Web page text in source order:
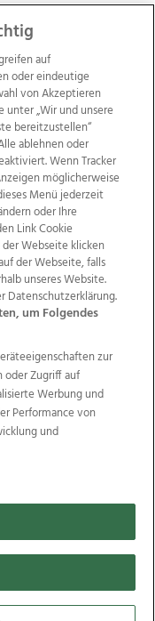
Kontakt
Jobs
Anzeigekunden
Politische Werbung
Wimmer
Ischler Woche
OÖN Immobilien
Galerien
wirtrauern.at
& Co KG
auf
oder eindeutige
von Akzeptieren
unter „Wir und unsere
bereitzustellen“
ablehnen oder
Wenn Tracker
möglicherweise
Menü jederzeit
oder Ihre
Link Cookie
Webseite klicken
der Webseite, falls
unseres Website.
Datenschutzerklärung.
um Folgendes
zur
oder Zugriff auf
Werbung und
Performance von
und